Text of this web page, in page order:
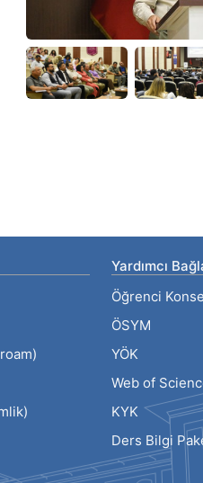
Yardımcı
Öğrenci
ÖSYM
YÖK
Web of
KYK
Ders Bilgi